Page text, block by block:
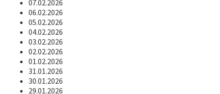
07.02.2026
06.02.2026
05.02.2026
04.02.2026
03.02.2026
02.02.2026
01.02.2026
31.01.2026
30.01.2026
29.01.2026